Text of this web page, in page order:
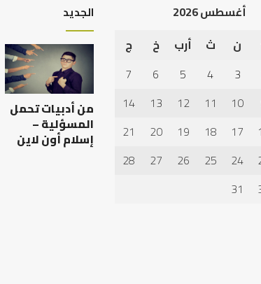
العبادات شخصية
أهم
عدم
استجابة
الدعاء
أهم أسباب عدم استجابة
أغسطس 2026
ن ث أرب خ
ج
3
4
5
6
7
10
11
12
13
14
17
18
19
20
21
24
25
26
27
28
31
الجديد
من أدبيات تحمل
المسؤلية –
إسلام أون لاين